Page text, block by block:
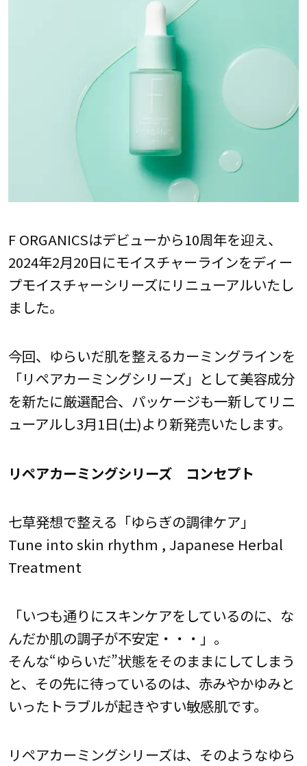
F ORGANICSはデビューから10周年を迎え、
2024年2月20日にモイスチャーラインをディー
プモイスチャーシリーズにリニューアルいたし
ました。
今回、ゆらいだ肌を整えるカーミングラインを
「リペアカーミングシリーズ」として美容成分
を新たに厳選配合、パッケージも一新してリニ
ューアルし3月1日(土)より新発売いたします。
リペアカーミングシリーズ コンセプト
七草発想で整える「ゆらぎの調律ケア」
Tune into skin rhythm , Japanese Herbal
Treatment
「いつも通りにスキンケアをしているのに、な
んだか肌の調子が不安定・・・」。
そんな“ゆらいだ”状態をそのままにしてしまう
と、その先に待っているのは、赤みやかゆみと
いったトラブルが起きやすい敏感肌です。
リペアカーミングシリーズは、そのようなゆら